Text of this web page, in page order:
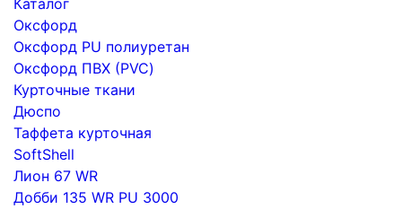
Каталог
Оксфорд
Оксфорд PU полиуретан
Оксфорд ПВХ (PVC)
Курточные ткани
Дюспо
Таффета курточная
SoftShell
Лион 67 WR
Добби 135 WR PU 3000